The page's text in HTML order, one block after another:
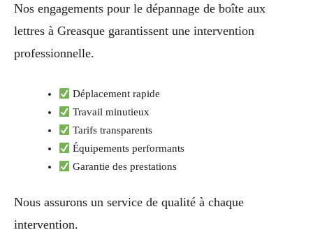
Nos engagements pour le dépannage de boîte aux
lettres à Greasque garantissent une intervention
professionnelle.
Déplacement rapide
Travail minutieux
Tarifs transparents
Équipements performants
Garantie des prestations
Nous assurons un service de qualité à chaque
intervention.